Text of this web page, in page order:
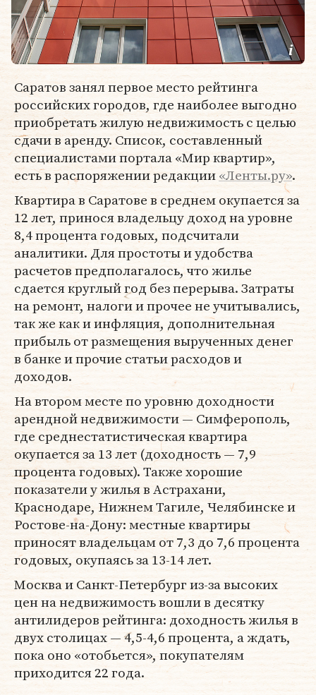
Саратов занял первое место рейтинга
российских городов, где наиболее выгодно
приобретать жилую недвижимость с целью
сдачи в аренду. Список, составленный
специалистами портала «Мир квартир»,
есть в распоряжении редакции«Ленты.ру».
Квартира в Саратове в среднем окупается за
12 лет, принося владельцу доход на уровне
8,4 процента годовых, подсчитали
аналитики. Для простоты и удобства
расчетов предполагалось, что жилье
сдается круглый год без перерыва. Затраты
на ремонт, налоги и прочее не учитывались,
так же как и инфляция, дополнительная
прибыль от размещения вырученных денег
в банке и прочие статьи расходов и
доходов.
На втором месте по уровню доходности
арендной недвижимости — Симферополь,
где среднестатистическая квартира
окупается за 13 лет (доходность — 7,9
процента годовых). Также хорошие
показатели у жилья в Астрахани,
Краснодаре, Нижнем Тагиле, Челябинске и
Ростове-на-Дону: местные квартиры
приносят владельцам от 7,3 до 7,6 процента
годовых, окупаясь за 13-14 лет.
Москва и Санкт-Петербург из-за высоких
цен на недвижимость вошли в десятку
антилидеров рейтинга: доходность жилья в
двух столицах — 4,5-4,6 процента, а ждать,
пока оно «отобьется», покупателям
приходится 22 года.